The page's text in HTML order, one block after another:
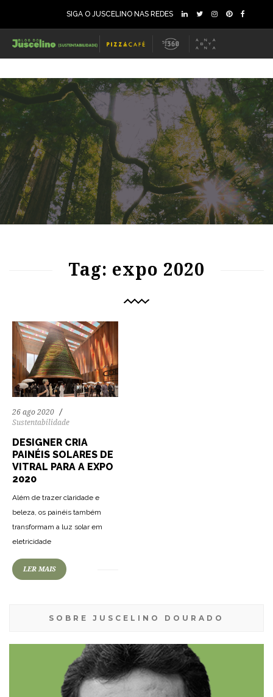
SIGA O JUSCELINO NAS REDES
Tag: expo 2020
26 ago 2020
Sustentabilidade
DESIGNER CRIA
PAINÉIS SOLARES DE
VITRAL PARA A EXPO
2020
Além de trazer claridade e
beleza, os painéis também
transformam a luz solar em
eletricidade
LER MAIS
SOBRE JUSCELINO DOURADO